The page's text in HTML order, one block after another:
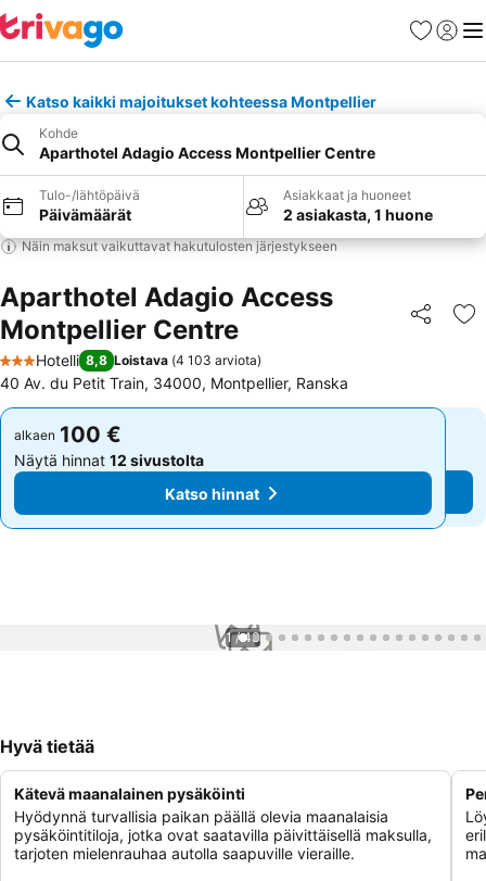
Suosikit
Katso kaikki majoitukset kohteessa Montpellier
Kohde
Aparthotel Adagio Access Montpellier Centre
Tulo-/lähtöpäivä
Päivämäärät
Asiakkaat ja huoneet
2 asiakasta, 1 huone
Näin maksut vaikuttavat hakutulosten järjestykseen
Aparthotel Adagio Access
Montpellier Centre
Jaa
3 Tähtiluokitus
Hotelli 8,8 Loistava (4 103 arviota)
40 Av. du Petit Train, 34000, Montpellier, Ranska
alkaen 100 €
Näytä hinnat 12 sivustolta
Katso hinnat
alkaen 100 €
Näytä hinnat 12 sivustolta
Katso hinnat
1 / 43
Hyvä tietää
Kätevä maanalainen pysäköinti
Hyödynnä turvallisia paikan päällä olevia maanalaisia
pysäköintitiloja, jotka ovat saatavilla päivittäisellä maksulla,
tarjoten mielenrauhaa autolla saapuville vieraille.